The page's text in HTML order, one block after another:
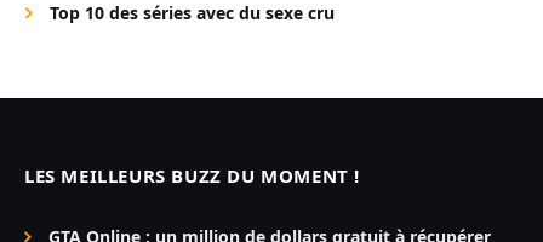
Top 10 des séries avec du sexe cru
LES MEILLEURS BUZZ DU MOMENT !
GTA Online : un million de dollars gratuit à récupérer